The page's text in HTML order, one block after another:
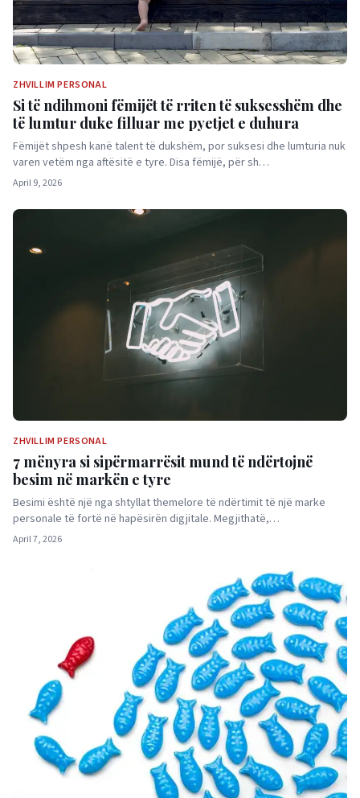
ZHVILLIM PERSONAL
Si të ndihmoni fëmijët të rriten të suksesshëm dhe
të lumtur duke filluar me pyetjet e duhura
Fëmijët shpesh kanë talent të dukshëm, por suksesi dhe lumturia nuk
varen vetëm nga aftësitë e tyre. Disa fëmijë, për sh…
April 9, 2026
ZHVILLIM PERSONAL
7 mënyra si sipërmarrësit mund të ndërtojnë
besim në markën e tyre
Besimi është një nga shtyllat themelore të ndërtimit të një marke
personale të fortë në hapësirën digjitale. Megjithatë,…
April 7, 2026